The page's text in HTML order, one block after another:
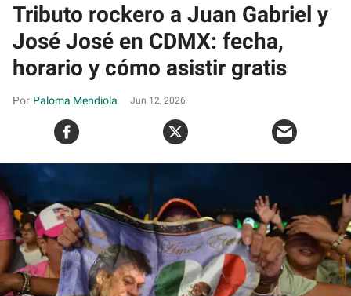
Tributo rockero a Juan Gabriel y
José José en CDMX: fecha,
horario y cómo asistir gratis
Paloma Mendiola Jun 12, 2026